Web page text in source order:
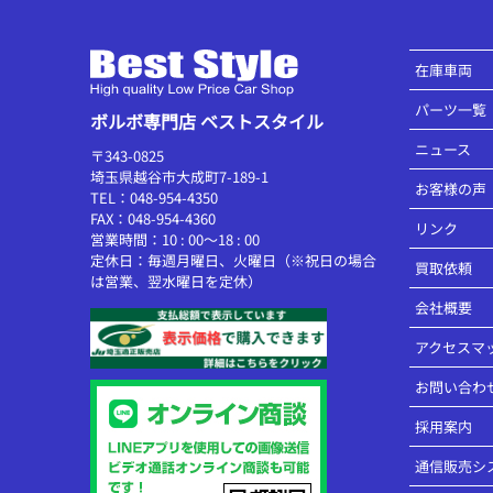
ボルボ専門店 ベストスタイル
〒343-0825
埼玉県越谷市大成町7-189-1
TEL：048-954-4350
FAX：048-954-4360
営業時間：10 : 00～18 : 00
定休日：毎週月曜日、火曜日（※祝日の場合
は営業、翌水曜日を定休）
在庫車両
パーツ一覧
ニュース
お客様の声
リンク
買取依頼
会社概要
アクセスマ
お問い合わ
採用案内
通信販売シ